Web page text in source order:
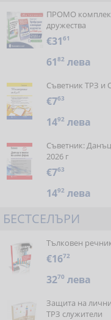
ПРОМО
дружества
€3161
6182 лева
Съветник ТРЗ и
€763
1492 лева
Съветник:
2026 г
€763
1492 лева
БЕСТСЕЛЪРИ
Тълковен
€1672
3270 лева
Защита на
ТРЗ служители